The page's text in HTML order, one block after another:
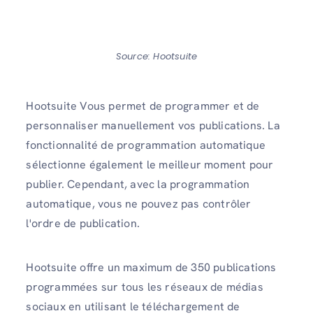
Source: Hootsuite
Hootsuite Vous permet de programmer et de
personnaliser manuellement vos publications. La
fonctionnalité de programmation automatique
sélectionne également le meilleur moment pour
publier. Cependant, avec la programmation
automatique, vous ne pouvez pas contrôler
l'ordre de publication.
Hootsuite offre un maximum de 350 publications
programmées sur tous les réseaux de médias
sociaux en utilisant le téléchargement de